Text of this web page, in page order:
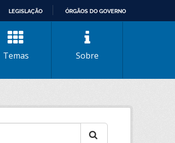
LEGISLAÇÃO ÓRGÃOS DO GOVERNO
Temas Sobre